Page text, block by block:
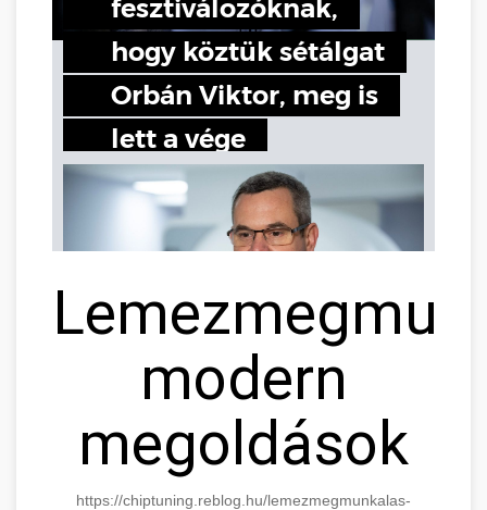
modern
megoldások
https://chiptuning.reblog.hu/lemezmegmunkalas-